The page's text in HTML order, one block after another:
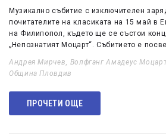
Музикално събитие с изключителен
почитателите на класиката на 15 май в
на Филипопол, където ще се състои
„Непознатият Моцарт“. Събитието е
Андрея Мирчев, Волфганг Амадеус
Община Пловдив
ПРОЧЕТИ ОЩЕ